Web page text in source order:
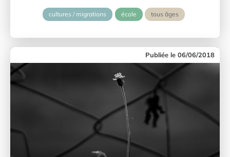
cultures / migrations école tous âges
06/06/2018